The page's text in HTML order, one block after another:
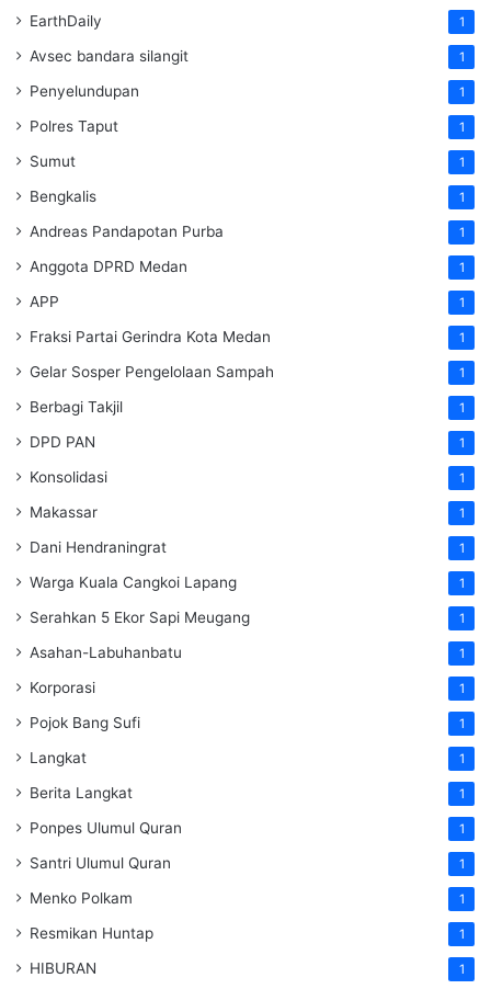
EarthDaily 1
Avsec bandara silangit 1
Penyelundupan 1
Polres Taput 1
Sumut 1
Bengkalis 1
Andreas Pandapotan Purba 1
Anggota DPRD Medan 1
APP 1
Fraksi Partai Gerindra Kota Medan 1
Gelar Sosper Pengelolaan Sampah 1
Berbagi Takjil 1
DPD PAN 1
Konsolidasi 1
Makassar 1
Dani Hendraningrat 1
Warga Kuala Cangkoi Lapang 1
Serahkan 5 Ekor Sapi Meugang 1
Asahan-Labuhanbatu 1
Korporasi 1
Pojok Bang Sufi 1
Langkat 1
Berita Langkat 1
Ponpes Ulumul Quran 1
Santri Ulumul Quran 1
Menko Polkam 1
Resmikan Huntap 1
HIBURAN 1